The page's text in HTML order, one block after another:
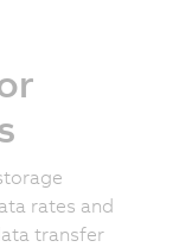
rates and
transfer